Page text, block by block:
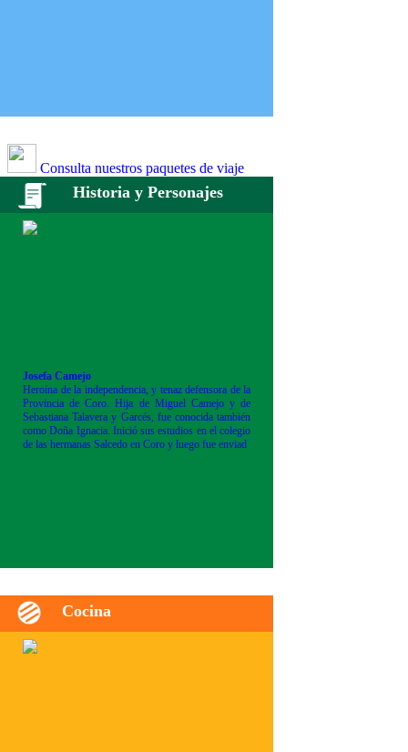
Consulta nuestros paquetes de viaje
Historia y Personajes
Josefa Camejo
Heroína de la independencia, y tenaz defensora de la
Provincia de Coro. Hija de Miguel Camejo y de
Sebastiana Talavera y Garcés, fue conocida también
como Doña Ignacia. Inició sus estudios en el colegio
de las hermanas Salcedo en Coro y luego fue enviad
Cocina